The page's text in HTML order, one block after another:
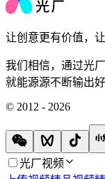
让创意更有价值，
我们相信，通过光
就能源源不断输出
© 2012 - 2026
光厂视频